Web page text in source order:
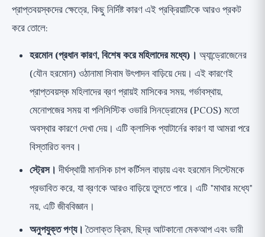
প্রাপ্তবয়স্কদের ক্ষেত্রে, কিছু নির্দিষ্ট কারণ এই প্রক্রিয়াটিকে আরও প্রকট
করে তোলে:
হরমোন (প্রধান কারণ, বিশেষ করে মহিলাদের মধ্যে)। অ্যান্ড্রোজেনের
(যৌন হরমোন) ওঠানামা সিবাম উৎপাদন বাড়িয়ে দেয়। এই কারণেই
প্রাপ্তবয়স্ক মহিলাদের ব্রণ প্রায়ই মাসিকের সময়, গর্ভাবস্থায়,
মেনোপজের সময় বা পলিসিস্টিক ওভারি সিনড্রোমের (PCOS) মতো
অবস্থার কারণে দেখা দেয়। এটি ক্লাসিক প্যাটার্নের কারণ যা আমরা পরে
বিস্তারিত বলব।
স্ট্রেস। দীর্ঘস্থায়ী মানসিক চাপ কর্টিসল বাড়ায় এবং হরমোন সিস্টেমকে
প্রভাবিত করে, যা ব্রণকে আরও বাড়িয়ে তুলতে পারে। এটি "মাথার মধ্যে"
নয়, এটি জীববিজ্ঞান।
অনুপযুক্ত পণ্য।তৈলাক্ত ক্রিম, ছিদ্র আটকানো মেকআপ এবং ভারী